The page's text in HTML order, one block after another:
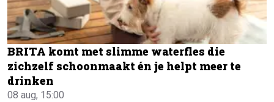
BRITA komt met slimme waterfles die
zichzelf schoonmaakt én je helpt meer te
drinken
08 aug, 15:00